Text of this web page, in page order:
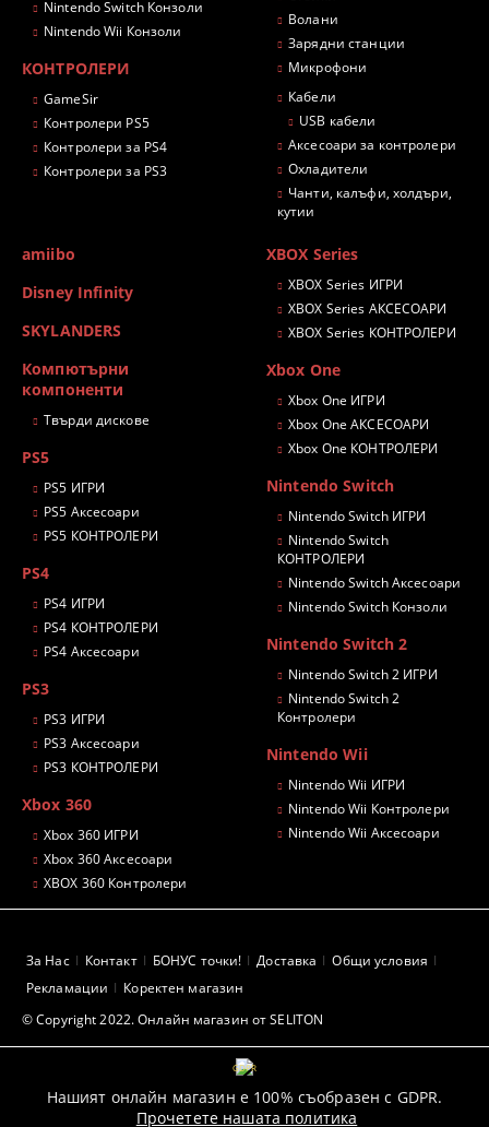
Nintendo Switch Конзоли
Nintendo Wii Конзоли
КОНТРОЛЕРИ
GameSir
Контролери PS5
Контролери за PS4
Контролери за PS3
Волани
Зарядни станции
Микрофони
Кабели
USB кабели
Аксесоари за контролери
Охладители
Чанти, калъфи, холдъри,
кутии
amiibo
Disney Infinity
SKYLANDERS
Компютърни
компоненти
Твърди дискове
PS5
PS5 ИГРИ
PS5 Аксесоари
PS5 КОНТРОЛЕРИ
PS4
PS4 ИГРИ
PS4 КОНТРОЛЕРИ
PS4 Аксесоари
PS3
PS3 ИГРИ
PS3 Аксесоари
PS3 КОНТРОЛЕРИ
Xbox 360
Xbox 360 ИГРИ
Xbox 360 Аксесоари
XBOX 360 Контролери
XBOX Series
XBOX Series ИГРИ
XBOX Series АКСЕСОАРИ
XBOX Series КОНТРОЛЕРИ
Xbox One
Xbox One ИГРИ
Xbox One АКСЕСОАРИ
Xbox One КОНТРОЛЕРИ
Nintendo Switch
Nintendo Switch ИГРИ
Nintendo Switch
КОНТРОЛЕРИ
Nintendo Switch Аксесоари
Nintendo Switch Конзоли
Nintendo Switch 2
Nintendo Switch 2 ИГРИ
Nintendo Switch 2
Контролери
Nintendo Wii
Nintendo Wii ИГРИ
Nintendo Wii Контролери
Nintendo Wii Аксесоари
© Copyright 2022. Онлайн магазин от SELITON
За Нас Контакт БОНУС точки! Доставка
Общи условия
Рекламации
Коректен магазин
GDPR
Нашият онлайн магазин е 100% съобразен с GDPR.
Прочетете нашата политика